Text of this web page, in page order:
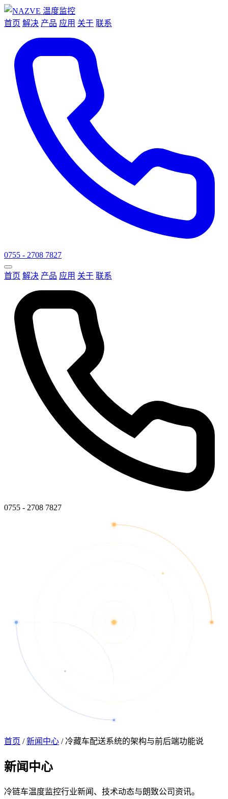
首页 解决 产品 应用 关于 联系
0755 - 2708 7827
首页 解决 产品 应用 关于 联系
0755 - 2708 7827
首页 / 新闻中心 / 冷藏车配送系统的架构与前后端功能说
新闻 中心
冷链车温度监控行业新闻、技术动态与朗致公司资讯。